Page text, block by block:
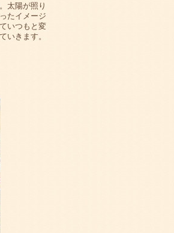
太陽が照り
たイメージ
いつもと変
いきます。